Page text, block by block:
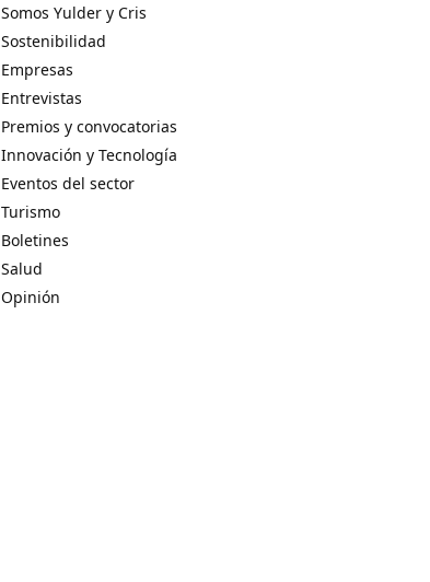
Somos Yulder y Cris
Sostenibilidad
Empresas
Entrevistas
Premios y convocatorias
Innovación y Tecnología
Eventos del sector
Turismo
Boletines
Salud
Opinión